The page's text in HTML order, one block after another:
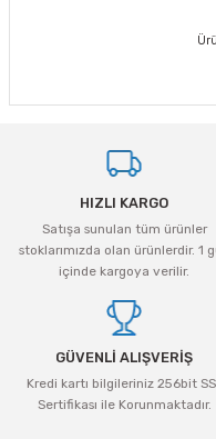
HIZLI KARGO
Satışa sunulan tüm ürünler
stoklarımızda olan ürünlerdir. 1
içinde kargoya verilir.
GÜVENLİ ALIŞVERİŞ
Kredi kartı bilgileriniz 256bit
Sertifikası ile Korunmaktadır.